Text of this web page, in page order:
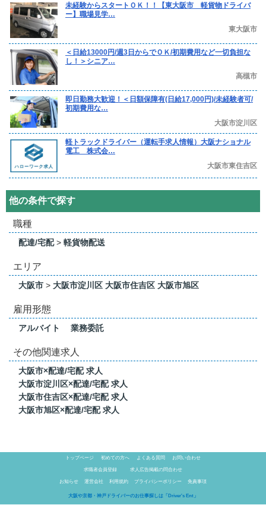
未経験からスタートＯＫ！！【東大阪市 軽貨物ドライバ
ー】職場見学…
東大阪市
＜日給13000円/週3日からでＯＫ/初期費用など一切負担な
し！＞シニア…
高槻市
即日勤務大歓迎！＜日額保障有(日給17,000円)/未経験者可/
初期費用な…
大阪市淀川区
軽トラックドライバー（運転手求人情報）大阪ナショナル
電工 株式会…
大阪市東住吉区
他の条件で探す
職種
配達/宅配> 軽貨物配送
エリア
大阪市 > 大阪市淀川区 大阪市住吉区 大阪市旭区
雇用形態
アルバイト 業務委託
その他関連求人
大阪市×配達/宅配 求人
大阪市淀川区×配達/宅配 求人
大阪市住吉区×配達/宅配 求人
大阪市旭区×配達/宅配 求人
トップページ 初めての方へ よくある質問 お問い合わせ
求職者会員登録 求人広告掲載の問合わせ
お知らせ 運営会社 利用規約 プライバシーポリシー 免責事項
大阪や京都・神戸ドライバーのお仕事探しは「Driver's Ent」